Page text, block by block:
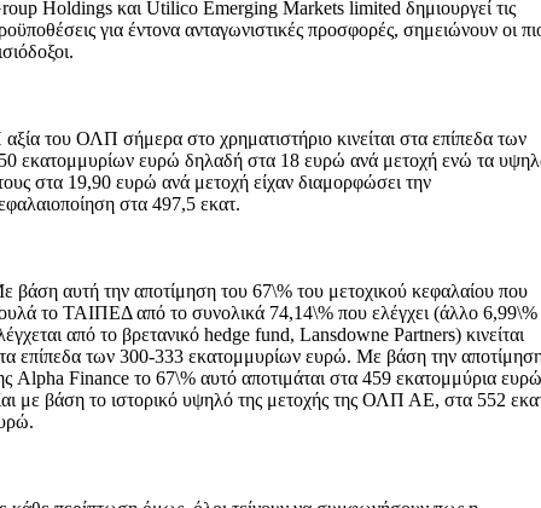
Holdings και Utilico Emerging Markets limited δημιουργεί τις
για έντονα ανταγωνιστικές προσφορές, σημειώνουν οι
του ΟΛΠ σήμερα στο χρηματιστήριο κινείται στα επίπεδα των
εκατομμυρίων ευρώ δηλαδή στα 18 ευρώ ανά μετοχή ενώ τα
στα 19,90 ευρώ ανά μετοχή είχαν διαμορφώσει την
στα 497,5 εκατ.
βάση αυτή την αποτίμηση του 67\% του μετοχικού κεφαλαίου που
το ΤΑΙΠΕΔ από το συνολικά 74,14\% που ελέγχει (άλλο 6,99\%
από το βρετανικό hedge fund, Lansdowne Partners) κινείται
επίπεδα των 300-333 εκατομμυρίων ευρώ. Με βάση την
Alpha Finance το 67\% αυτό αποτιμάται στα 459 εκατομμύρια
με βάση το ιστορικό υψηλό της μετοχής της ΟΛΠ ΑΕ, στα 552